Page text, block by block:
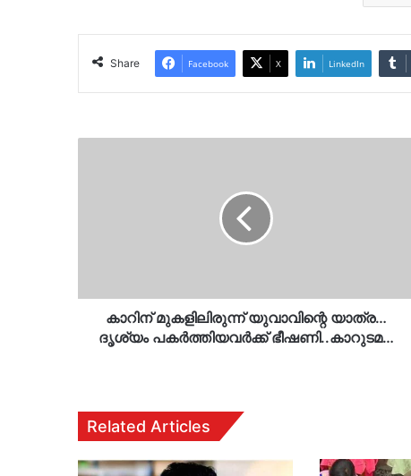
Share Facebook X LinkedIn
കാറിന് മുകളിലിരുന്ന് യുവാവിന്റെ യാത്ര…
ദൃശ്യം പകര്‍ത്തിയവര്‍ക്ക് ഭീഷണി..കാറുടമ…
Related Articles